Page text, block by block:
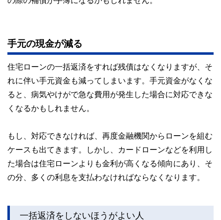
手元の現金が減る
住宅ローンの一括返済をすれば残債はなくなりますが、そ
れに伴い手元資金も減ってしまいます。手元資金がなくな
ると、病気やけがで急な費用が発生した場合に対応できな
くなるかもしれません。
もし、対応できなければ、再度金融機関からローンを組む
ケースも出てきます。しかし、カードローンなどを利用し
た場合は住宅ローンよりも金利が高くなる傾向にあり、そ
の分、多くの利息を支払わなければならなくなります。
一括返済をしないほうがよい人